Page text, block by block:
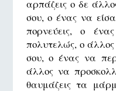
αρπάζεις ο δε
σου, ο ένας να
πορνεύεις, ο
πολυτελώς, ο άλλος
σου, ο ένας να
άλλος να
θαυμάζεις τα